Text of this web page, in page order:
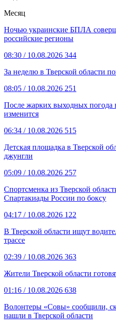
Месяц
Ночью украинские БПЛА
российские регионы
08:30 / 10.08.2026 344
За неделю в Тверской области
08:05 / 10.08.2026 251
После жарких выходных погода
изменится
06:34 / 10.08.2026 515
Детская площадка в Тверской
джунгли
05:09 / 10.08.2026 257
Спортсменка из Тверской
Спартакиады России по боксу
04:17 / 10.08.2026 122
В Тверской области ищут
трассе
02:39 / 10.08.2026 363
Жители Тверской области
01:16 / 10.08.2026 638
Волонтеры «Совы» сообщили,
нашли в Тверской области